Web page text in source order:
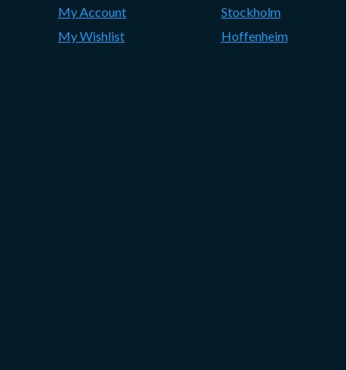
My Account
My Wishlist
Stockholm
Hoffenheim